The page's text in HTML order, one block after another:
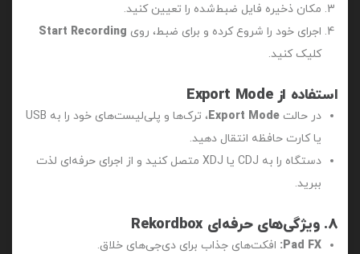
مکان ذخیره فایل ضبط‌شده را تعیین کنید.
اجرای خود را شروع کرده و برای ضبط، روی Start Recording
کلیک کنید.
استفاده از Export Mode
در حالت Export Mode
، ترک‌ها و پلی‌لیست‌های خود را به USB
یا کارت حافظه انتقال دهید.
دستگاه را به CDJ یا XDJ متصل کنید و از اجرای حرفه‌ای لذت
ببرید.
8. ویژگی‌های حرفه‌ای Rekordbox
Pad FX: افکت‌های جذاب برای دی‌جی‌های خلاق.